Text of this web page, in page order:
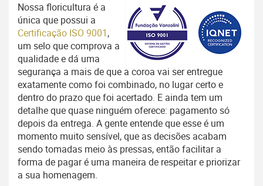
Nossa floricultura é a
única que possui a
Certificação ISO 9001,
um selo que comprova a
qualidade e dá uma
segurança a mais de que a coroa vai ser entregue
exatamente como foi combinado, no lugar certo e
dentro do prazo que foi acertado. E ainda tem um
detalhe que quase ninguém oferece: pagamento só
depois da entrega. A gente entende que esse é um
momento muito sensível, que as decisões acabam
sendo tomadas meio às pressas, então facilitar a
forma de pagar é uma maneira de respeitar e priorizar
a sua homenagem.